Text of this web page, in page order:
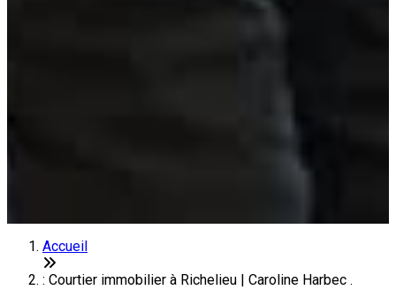
Accueil
: Courtier immobilier à Richelieu | Caroline Harbec .